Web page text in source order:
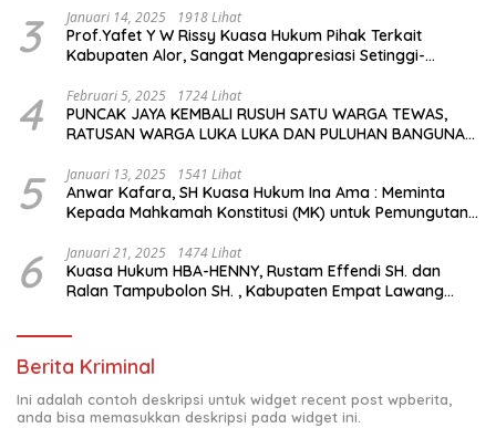
3 Januari 14, 2025 1918 Lihat
Prof.Yafet Y W Rissy Kuasa Hukum Pihak Terkait
Kabupaten Alor, Sangat Mengapresiasi Setinggi-
dan Bapak Rey Mencabut Gugatannya ke MK
4 Februari 5, 2025 1724 Lihat
PUNCAK JAYA KEMBALI RUSUH SATU WARGA TEWAS,
RATUSAN WARGA LUKA LUKA DAN PULUHAN BANGUNAN
5 Januari 13, 2025 1541 Lihat
Anwar Kafara, SH Kuasa Hukum Ina Ama : Meminta
Kepada Mahkamah Konstitusi (MK) untuk Pemungutan
6 Januari 21, 2025 1474 Lihat
Kuasa Hukum HBA-HENNY, Rustam Effendi SH. dan
Ralan Tampubolon SH. , Kabupaten Empat Lawang
Berita Kriminal
Ini adalah contoh deskripsi untuk widget recent post wpberita,
anda bisa memasukkan deskripsi pada widget ini.